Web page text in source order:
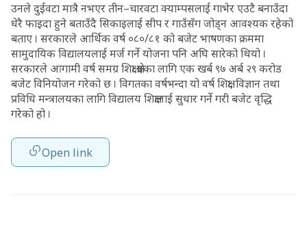
उनले दुईवटा मात्रै नभएर तीन–चारवटा क्याम्पसलाई गाभेर एउटै बनाउँदा
धेरै फाइदा हुने बताउँदै सिकाइलाई सीप र गाउँसँग जोड्न आवश्यक रहेको
बताए । सरकारले आर्थिक वर्ष ०८०/८१ को बजेट भाषणका क्रममा
सामुदायिक विद्यालयलाई मर्ज गर्ने योजना पनि अघि सारेको थियो ।
सरकारले आगामी वर्ष समग्र शिक्षा क्षेत्रका लागि एक खर्ब ९७ अर्ब २९ करोड
बजेट विनियोजन गरेको छ । विगतका वर्षभन्दा यो वर्ष शिक्षा, विज्ञान तथा
प्रविधि मन्त्रालयका लागि विद्यालय शिक्षालाई सुधार गर्ने गरी बजेट वृद्धि
गरेको हो ।
Open link